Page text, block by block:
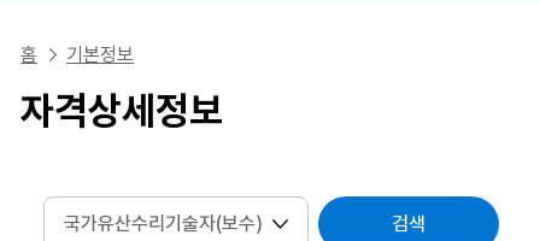
홈 기본정보
자격상세정보
검색